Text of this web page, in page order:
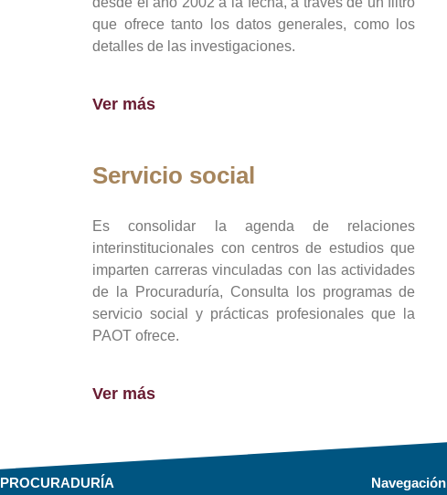
que ofrece tanto los datos generales, como los
detalles de las investigaciones.
Ver más
Servicio social
Es consolidar la agenda de relaciones
interinstitucionales con centros de estudios que
imparten carreras vinculadas con las actividades
de la Procuraduría, Consulta los programas de
servicio social y prácticas profesionales que la
PAOT ofrece.
Ver más
PROCURADURÍA Navegación